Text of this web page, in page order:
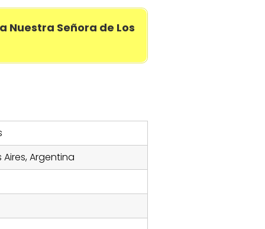
Nuestra Señora de Los
Aires, Argentina